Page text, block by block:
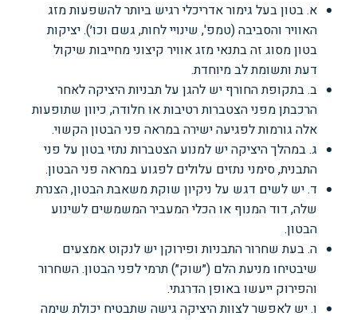
א. בטון בעל גימור אדריכלי רגיש ביותר להשפעות מזג
האוויר והסביבה (טמפ', שינויי לחות, גשם וכו׳). יציקות
בטון מסוג זה בתנאי מזג אוויר קיצוני מחייבות שיקול
דעת ותשומת לב מיוחדת.
ב. בתקופת החורף יש להגן על תבניות היציקה לאחר
הרכבתן מפני הצטברות רטיבות או חלודה, כיוון שתופעות
אלה גורמות לפגיעה ישירה במראה פני הבטון הקשוי.
ג. במהלך היציקה יש למנוע הצטברות נתזי בטון על פני
התבנית, סימני נתזים עלולים לפגוע במראה פני הבטון.
ד. יש לשים דגש על ניקיון שוקת משאבת הבטון, הצנרת
שלה, דוד המנוף או הכלי המעביר המשמשים לשינוע
הבטון.
ה. בעת שחרור התבניות ופירוקן יש לנקוט אמצעים
שיבטיחו מניעת הלם (״שוק״) תרמי לפני הבטון. השחרור
והפירוק ייעשו באופן הדרגתי.
ו. יש לאפשר לצוות היציקה גישה שתבטיח יכולת שימה